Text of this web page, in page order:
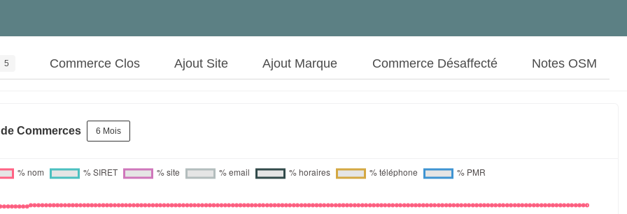
5 Commerce Clos Ajout Site Ajout Marque Commerce Désaffecté Notes OSM
Commerces 6 Mois